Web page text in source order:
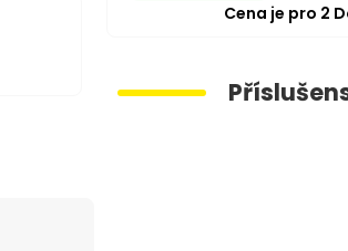
Cena je pro 2